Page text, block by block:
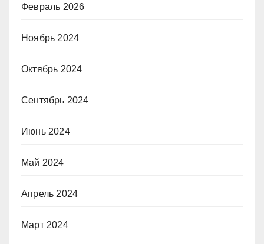
Февраль 2026
Ноябрь 2024
Октябрь 2024
Сентябрь 2024
Июнь 2024
Май 2024
Апрель 2024
Март 2024